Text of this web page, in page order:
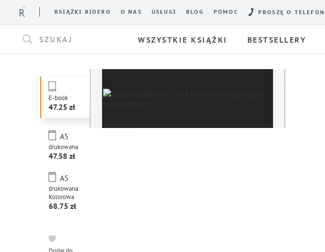
KSIĄŻKI RIDERO O NAS USŁUGI BLOG POMOC PROSZĘ O TELEFON
SZUKAJ WSZYSTKIE KSIĄŻKI BESTSELLERY
E-book
47.25
drukowana
A5
47.58
drukowana
A5
Kolorowa
68.75